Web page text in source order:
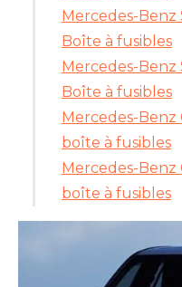
Mercedes-Benz
Boîte à fusibles
Mercedes-Benz
Boîte à fusibles
Mercedes-Benz
boîte à fusibles
Mercedes-Benz
boîte à fusibles